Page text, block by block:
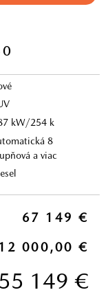
kW/254 k
8
a viac
67 149 €
000,00 €
55 149 €